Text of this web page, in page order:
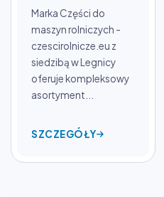
Marka Części do
maszyn rolniczych -
czescirolnicze.eu z
siedzibą w Legnicy
oferuje kompleksowy
asortyment...
SZCZEGÓŁY